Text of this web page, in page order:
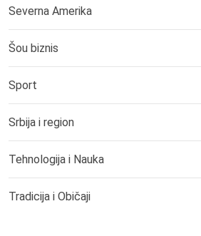
Severna Amerika
Šou biznis
Sport
Srbija i region
Tehnologija i Nauka
Tradicija i Običaji